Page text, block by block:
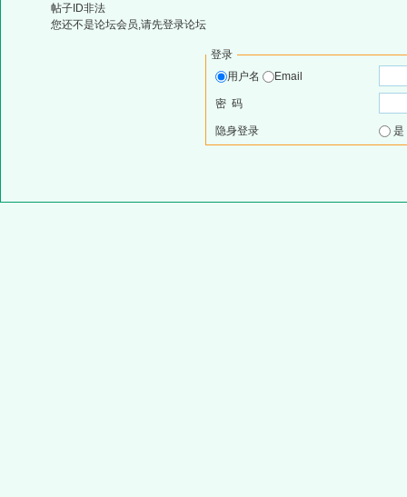
帖子ID非法
您还不是论坛会员,请先登录论坛
登录
用户名
Email
密 码
隐身登录